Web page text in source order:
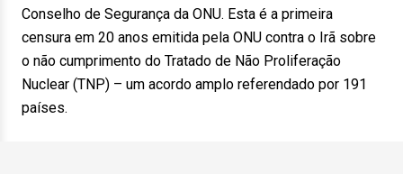
Conselho de Segurança da ONU. Esta é a primeira
censura em 20 anos emitida pela ONU contra o Irã sobre
o não cumprimento do Tratado de Não Proliferação
Nuclear (TNP) – um acordo amplo referendado por 191
países.